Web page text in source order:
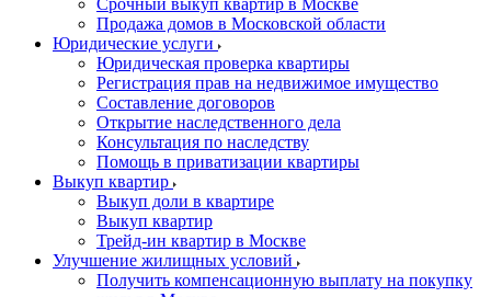
Срочный выкуп квартир в Москве
Продажа домов в Московской области
Юридические услуги
Юридическая проверка квартиры
Регистрация прав на недвижимое имущество
Составление договоров
Открытие наследственного дела
Консультация по наследству
Помощь в приватизации квартиры
Выкуп квартир
Выкуп доли в квартире
Выкуп квартир
Трейд-ин квартир в Москве
Улучшение жилищных условий
Получить компенсационную выплату на покупку